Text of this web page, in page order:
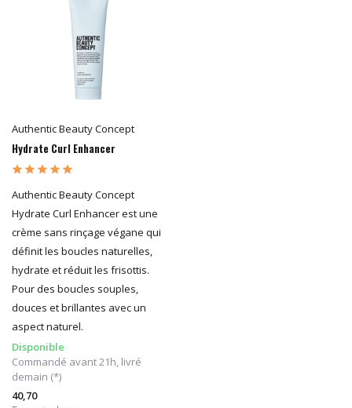
Authentic Beauty Concept
Hydrate Curl Enhancer
Authentic Beauty Concept
Hydrate Curl Enhancer est une
crème sans rinçage végane qui
définit les boucles naturelles,
hydrate et réduit les frisottis.
Pour des boucles souples,
douces et brillantes avec un
aspect naturel.
Disponible
Commandé avant 21h, livré
demain (*)
40,70